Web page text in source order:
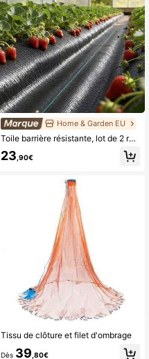
Home & Garden EU
Toile barrière résistante, lot de 2 rouleaux de 90 x 15 m (3 x 50 pi), 90 g/m² (3,2 oz), toile de blocage tissée pour aménagement paysager, toile de jardin, barrière anti-parasites, géotextile, noir
23,90€
Tissu de clôture et filet d'ombrage
Dès 39 ,80€